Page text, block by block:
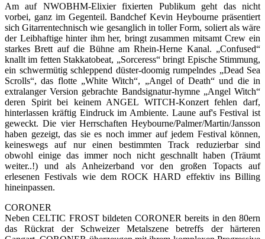
Am auf NWOBHM-Elixier fixierten Publikum geht das nicht
vorbei, ganz im Gegenteil. Bandchef Kevin Heybourne präsentiert
sich Gitarrentechnisch wie gesanglich in toller Form, soliert als wäre
der Leibhaftige hinter ihm her, bringt zusammen mitsamt Crew ein
starkes Brett auf die Bühne am Rhein-Herne Kanal. „Confused“
knallt im fetten Stakkatobeat, „Sorceress“ bringt Epische Stimmung,
ein schwermütig schleppend düster-doomig rumpelndes „Dead Sea
Scrolls“, das flotte „White Witch“, „Angel of Death“ und die in
extralanger Version gebrachte Bandsignatur-hymne „Angel Witch“
deren Spirit bei keinem ANGEL WITCH-Konzert fehlen darf,
hinterlassen kräftig Eindruck im Ambiente. Laune auf's Festival ist
geweckt. Die vier Herrschaften Heybourne/Palmer/Martin/Jansson
haben gezeigt, das sie es noch immer auf jedem Festival können,
keineswegs auf nur einen bestimmten Track reduzierbar sind
obwohl einige das immer noch nicht geschnallt haben (Träumt
weiter..!) und als Anheizerband vor den großen Topacts auf
erlesenen Festivals wie dem ROCK HARD effektiv ins Billing
hineinpassen.
CORONER
Neben CELTIC FROST bildeten CORONER bereits in den 80ern
das Rückrat der Schweizer Metalszene betreffs der härteren